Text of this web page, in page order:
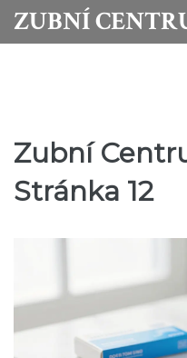
ZUBNÍ
Zubní
Stránka 12